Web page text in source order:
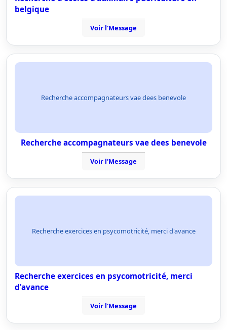
belgique
Voir l'Message
Recherche accompagnateurs vae dees benevole
Recherche accompagnateurs vae dees benevole
Voir l'Message
Recherche exercices en psycomotricité, merci d'avance
Recherche exercices en psycomotricité, merci
d'avance
Voir l'Message